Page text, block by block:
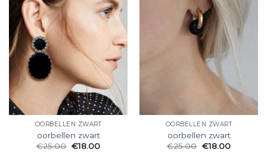
OORBELLEN ZWART
oorbellen zwart
€25.00 €18.00
OORBELLEN ZWART
oorbellen zwart
€25.00 €18.00